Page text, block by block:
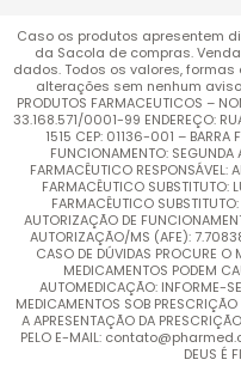
Caso os produtos apresentem
da Sacola de compras.
dados. Todos os valores,
alterações sem nenhum aviso
PRODUTOS FARMACEUTICOS –
33.168.571/0001-99 ENDEREÇO:
1515 CEP: 01136-001 – BARRA
FUNCIONAMENTO:
FARMACÊUTICO RESPONSÁVEL:
FARMACÊUTICO SUBSTITUTO:
FARMACÊUTICO
AUTORIZAÇÃO DE
AUTORIZAÇÃO/MS (AFE):
CASO DE DÚVIDAS PROCURE O
MEDICAMENTOS PODEM
AUTOMEDICAÇÃO: INFORME-
MEDICAMENTOS SOB
A APRESENTAÇÃO DA
PELO E-MAIL:
DEUS É